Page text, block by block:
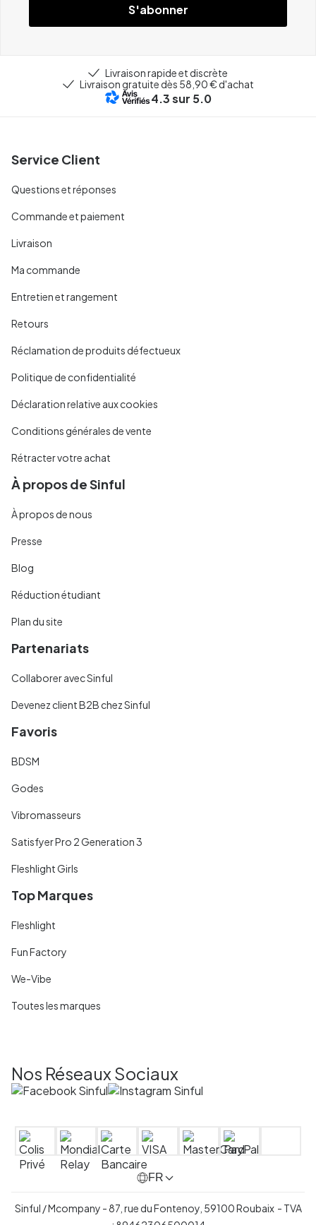
S'abonner
Livraison rapide et discrète
Livraison gratuite dès 58,90 € d'achat
4.3sur 5.0
Service Client
Questions et réponses
Commande et paiement
Livraison
Ma commande
Entretien et rangement
Retours
Réclamation de produits défectueux
Politique de confidentialité
Déclaration relative aux cookies
Conditions générales de vente
Rétracter votre achat
À propos de Sinful
À propos de nous
Presse
Blog
Réduction étudiant
Plan du site
Partenariats
Collaborer avec Sinful
Devenez client B2B chez Sinful
Favoris
BDSM
Godes
Vibromasseurs
Satisfyer Pro 2 Generation 3
Fleshlight Girls
Top Marques
Fleshlight
Fun Factory
We-Vibe
Toutes les marques
Nos Réseaux Sociaux
FR
Sinful / Mcompany - 87, rue du Fontenoy, 59100 Roubaix - TVA